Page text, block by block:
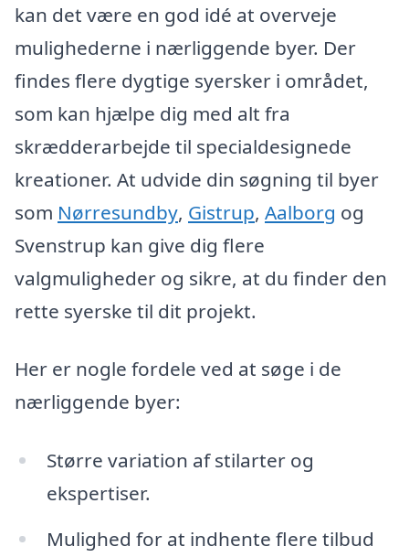
kan det være en god idé at overveje
mulighederne i nærliggende byer. Der
findes flere dygtige syersker i området,
som kan hjælpe dig med alt fra
skrædderarbejde til specialdesignede
kreationer. At udvide din søgning til byer
som Nørresundby, Gistrup, Aalborg og
Svenstrup kan give dig flere
valgmuligheder og sikre, at du finder den
rette syerske til dit projekt.
Her er nogle fordele ved at søge i de
nærliggende byer:
Større variation af stilarter og
ekspertiser.
Mulighed for at indhente flere tilbud